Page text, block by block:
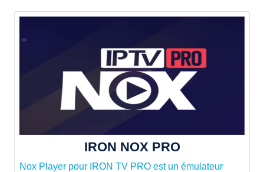
IRON NOX PRO
Nox Player pour IRON TV PRO est un émulateur